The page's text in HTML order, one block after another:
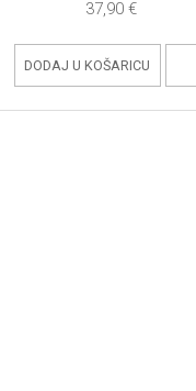
37,90 €
DODAJ U KOŠARICU